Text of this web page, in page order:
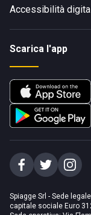
Accessibilità
Scarica l'app
Spiagge Srl - Sede
capitale sociale Euro